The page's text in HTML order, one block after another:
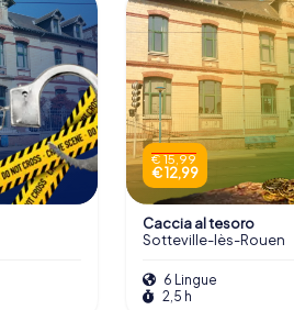
€ 15,99
€ 12,99
Caccia al tesoro
Sotteville-lès-Rouen
6 Lingue
2,5 h